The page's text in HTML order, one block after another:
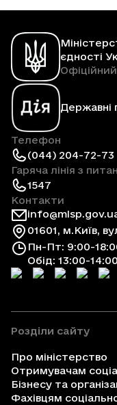
єдності
Державні
Телефон
(044) 204-72-73
Гаряча лінія з
1547
Контакти
01601, м.Київ,
Пн-Пт: 9:00-
Обід: 13:00-14:00
Розділи сайту
Про міністерство
Отримувачам
Бізнесу та
Фахівцям